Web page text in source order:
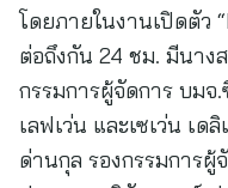
โดยภายในงานเปิดตัว
ต่อถึงกัน 24 ชม. มีนาง
กรรมการผู้จัดการ บมจ
เลฟเว่น และเซเว่น เด
ด่านกุล รองกรรมการผู้